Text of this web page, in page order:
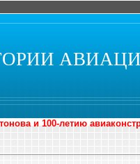
и 100-летию